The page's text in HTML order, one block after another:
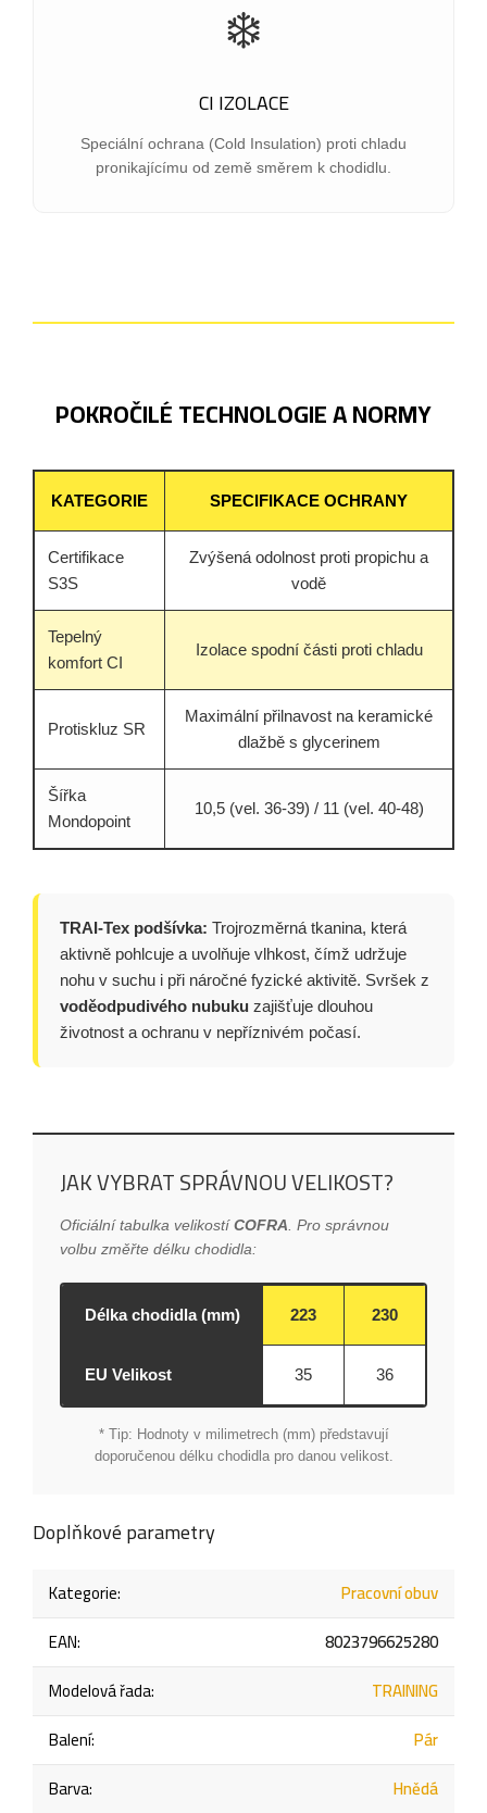
❄️
CI IZOLACE
Speciální ochrana (Cold Insulation) proti chladu
pronikajícímu od země směrem k chodidlu.
POKROČILÉ TECHNOLOGIE A NORMY
KATEGORIE SPECIFIKACE OCHRANY
Certifikace
S3S
Zvýšená odolnost proti propichu a
vodě
Tepelný
komfort CI
Izolace spodní části proti chladu
Protiskluz SR
Maximální přilnavost na keramické
dlažbě s glycerinem
Šířka
Mondopoint
10,5 (vel. 36-39) / 11 (vel. 40-48)
TRAI-Tex podšívka: Trojrozměrná tkanina, která
aktivně pohlcuje a uvolňuje vlhkost, čímž udržuje
nohu v suchu i při náročné fyzické aktivitě. Svršek z
voděodpudivého nubuku zajišťuje dlouhou
životnost a ochranu v nepříznivém počasí.
JAK VYBRAT SPRÁVNOU VELIKOST?
Oficiální tabulka velikostíCOFRA . Pro správnou
volbu změřte délku chodidla:
Délka chodidla (mm) 223 230
EU Velikost 35 36
* Tip: Hodnoty v milimetrech (mm) představují
doporučenou délku chodidla pro danou velikost.
Doplňkové parametry
Kategorie:
Pracovní obuv
EAN:
8023796625280
Modelová řada:
TRAINING
Balení:
Pár
Barva:
Hnědá